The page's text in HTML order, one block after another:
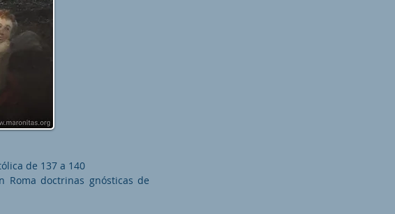
de 137 a 140
Roma doctrinas gnósticas de